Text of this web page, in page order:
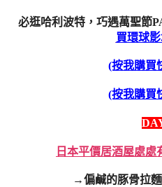
必逛哈利波特，巧遇萬聖節
買環球
(按我購買
(按我購買
日本平價居酒屋處處
→偏鹹的豚骨拉麵